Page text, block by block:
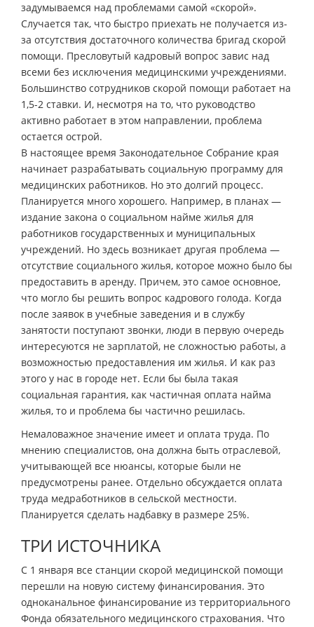
задумываемся над проблемами самой «скорой».
Случается так, что быстро приехать не получается из-
за отсутствия достаточного количества бригад скорой
помощи. Пресловутый кадровый вопрос завис над
всеми без исключения медицинскими учреждениями.
Большинство сотрудников скорой помощи работает на
1,5-2 ставки. И, несмотря на то, что руководство
активно работает в этом направлении, проблема
остается острой.
В настоящее время Законодательное Собрание края
начинает разрабатывать социальную программу для
медицинских работников. Но это долгий процесс.
Планируется много хорошего. Например, в планах —
издание закона о социальном найме жилья для
работников государственных и муниципальных
учреждений. Но здесь возникает другая проблема —
отсутствие социального жилья, которое можно было бы
предоставить в аренду. Причем, это самое основное,
что могло бы решить вопрос кадрового голода. Когда
после заявок в учебные заведения и в службу
занятости поступают звонки, люди в первую очередь
интересуются не зарплатой, не сложностью работы, а
возможностью предоставления им жилья. И как раз
этого у нас в городе нет. Если бы была такая
социальная гарантия, как частичная оплата найма
жилья, то и проблема бы частично решилась.
Немаловажное значение имеет и оплата труда. По
мнению специалистов, она должна быть отраслевой,
учитывающей все нюансы, которые были не
предусмотрены ранее. Отдельно обсуждается оплата
труда медработников в сельской местности.
Планируется сделать надбавку в размере 25%.
ТРИ ИСТОЧНИКА
С 1 января все станции скорой медицинской помощи
перешли на новую систему финансирования. Это
одноканальное финансирование из территориального
Фонда обязательного медицинского страхования. Что